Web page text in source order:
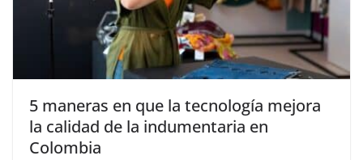
5 maneras en que la tecnología mejora
la calidad de la indumentaria en
Colombia